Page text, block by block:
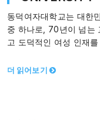
동덕여자대학교는 대한
중 하나로, 70년이 넘는
고 도덕적인 여성 인재
더 읽어보기